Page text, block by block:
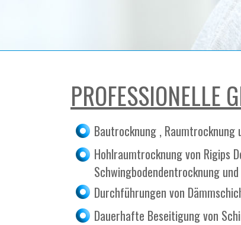
PROFESSIONELLE
Bautrocknung , Raumtrocknung
Hohlraumtrocknung von Rigips
Schwingbodendentrocknung
Durchführungen von
Dauerhafte Beseitigung von